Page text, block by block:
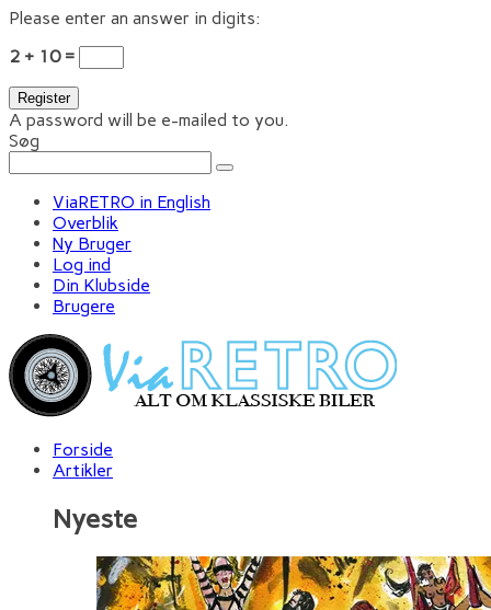
Please enter an answer in digits:
2 + 10 =
A password will be e-mailed to you.
Søg
ViaRETRO in English
Overblik
Ny Bruger
Log ind
Din Klubside
Brugere
Forside
Artikler
Nyeste